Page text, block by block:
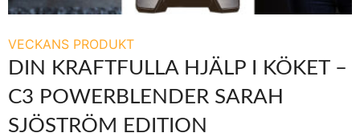
VECKANS PRODUKT
DIN KRAFTFULLA HJÄLP I KÖKET –
C3 POWERBLENDER SARAH
SJÖSTRÖM EDITION